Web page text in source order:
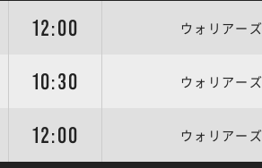
12:00 ウォリアーズ
10:30 ウォリアーズ
12:00 ウォリアーズ